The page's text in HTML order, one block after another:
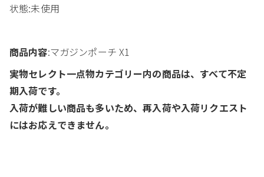
状態:未使用
商品内容:マガジンポーチ X1
実物セレクト一点物カテゴリー内の商品は、すべて不定
期入荷です。
入荷が難しい商品も多いため、再入荷や入荷リクエスト
にはお応えできません。